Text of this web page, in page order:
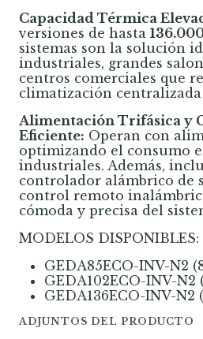
Capacidad Térmica
versiones de hasta
sistemas son la solución
industriales, grandes
centros comerciales que
climatización
Alimentación Trifásica y
Eficiente: Operan con
optimizando el consumo
industriales. Además,
controlador alámbrico de
control remoto
cómoda y precisa del
MODELOS DISPONIBLES:
GEDA85ECO-INV-N2
GEDA102ECO-INV-N2
GEDA136ECO-INV-N2
ADJUNTOS DEL PRODUCTO